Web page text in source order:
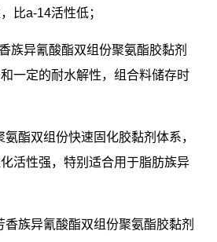
比a-14活性低；
族异氰酸酯双组份聚氨酯胶黏剂
一定的耐水解性，组合料储存时
酯双组份快速固化胶黏剂体系，
活性强，特别适合用于脂肪族异
香族异氰酸酯双组份聚氨酯胶黏剂